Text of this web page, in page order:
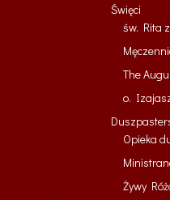
Święci
św. Rita
The
o.
Opieka
Żywy